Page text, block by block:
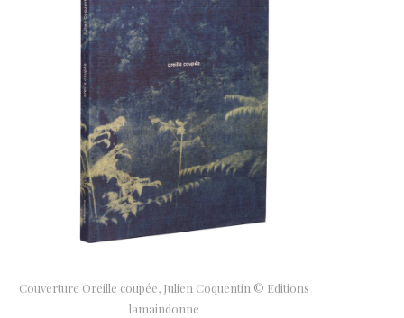
Couverture Oreille coupée, Julien Coquentin © Editions
lamaindonne